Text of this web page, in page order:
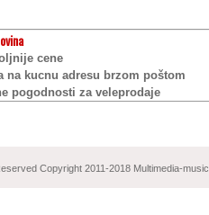
cene
na kucnu adresu brzom poštom
pogodnosti za veleprodaje
Copyright 2011-2018 Multimedia-music